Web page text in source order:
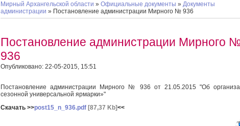
Мирный Архангельской области » Официальные документы » Документы
администрации » Постановление администрации Мирного № 936
Постановление администрации Мирного
936
Опубликовано: 22-05-2015, 15:51
Постановление администрации Мирного № 936 от 21.05.2015 "Об
сезонной универсальной ярмарки»"
Скачать >>post15_n_936.pdf [87,37 Kb]<<